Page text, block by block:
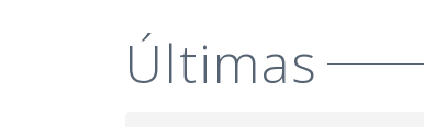
Últimas